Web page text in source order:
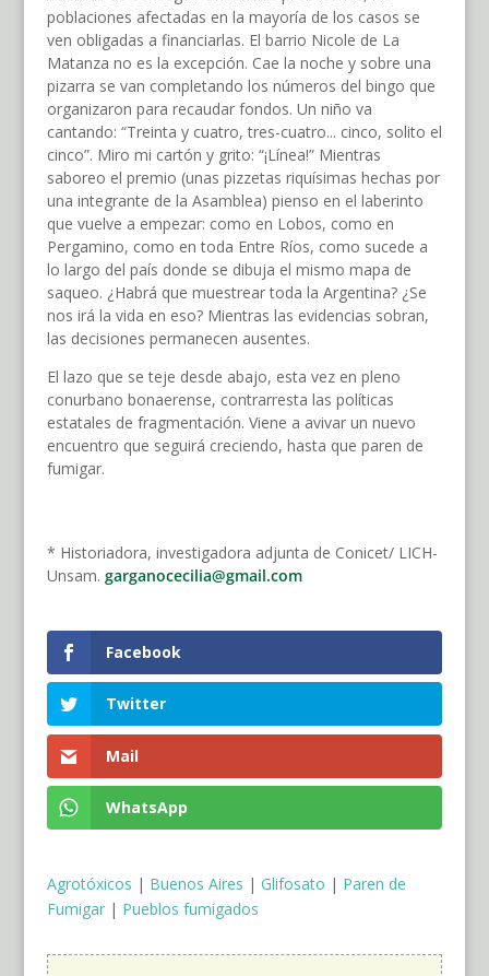
poblaciones afectadas en la mayoría de los casos se
ven obligadas a financiarlas. El barrio Nicole de La
Matanza no es la excepción. Cae la noche y sobre una
pizarra se van completando los números del bingo que
organizaron para recaudar fondos. Un niño va
cantando: “Treinta y cuatro, tres-cuatro... cinco, solito el
cinco”. Miro mi cartón y grito: “¡Línea!” Mientras
saboreo el premio (unas pizzetas riquísimas hechas por
una integrante de la Asamblea) pienso en el laberinto
que vuelve a empezar: como en Lobos, como en
Pergamino, como en toda Entre Ríos, como sucede a
lo largo del país donde se dibuja el mismo mapa de
saqueo. ¿Habrá que muestrear toda la Argentina? ¿Se
nos irá la vida en eso? Mientras las evidencias sobran,
las decisiones permanecen ausentes.
El lazo que se teje desde abajo, esta vez en pleno
conurbano bonaerense, contrarresta las políticas
estatales de fragmentación. Viene a avivar un nuevo
encuentro que seguirá creciendo, hasta que paren de
fumigar.
* Historiadora, investigadora adjunta de Conicet/ LICH-
Unsam. garganocecilia@gmail.com
Facebook
Twitter
Mail
WhatsApp
Agrotóxicos | Buenos Aires | Glifosato | Paren de
Fumigar| Pueblos fumigados